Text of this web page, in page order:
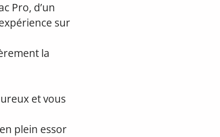
Pro, d’un
sur
la
et vous
plein essor